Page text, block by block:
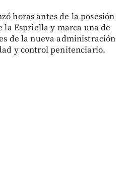
horas antes de la posesión
la Espriella y marca una de
de la nueva administración
y control penitenciario.